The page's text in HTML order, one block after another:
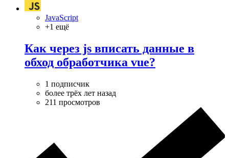
JavaScript
+1 ещё
Как через js вписать данные в
обход обработчика vue?
1 подписчик
более трёх лет назад
211 просмотров